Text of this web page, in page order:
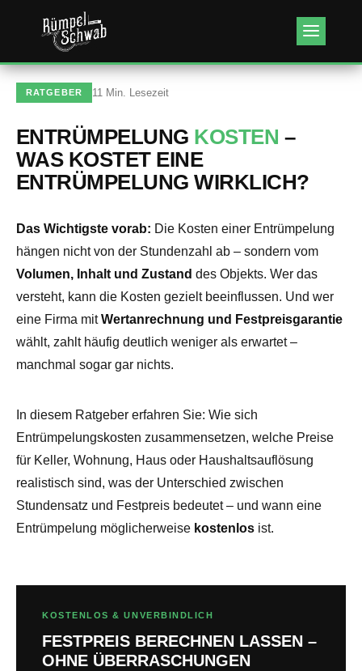
Kundenbewertungen & Erfahrungen. Mehr Infos anzeigen.
RATGEBER 11 Min. Lesezeit
ENTRÜMPELUNG KOSTEN –
WAS KOSTET EINE
ENTRÜMPELUNG WIRKLICH?
Das Wichtigste vorab: Die Kosten einer Entrümpelung
hängen nicht von der Stundenzahl ab – sondern vom
Volumen, Inhalt und Zustand des Objekts. Wer das
versteht, kann die Kosten gezielt beeinflussen. Und wer
eine Firma mitWertanrechnung und Festpreisgarantie
wählt, zahlt häufig deutlich weniger als erwartet –
manchmal sogar gar nichts.
In diesem Ratgeber erfahren Sie: Wie sich
Entrümpelungskosten zusammensetzen, welche Preise
für Keller, Wohnung, Haus oder Haushaltsauflösung
realistisch sind, was der Unterschied zwischen
Stundensatz und Festpreis bedeutet – und wann eine
Entrümpelung möglicherweise kostenlos ist.
KOSTENLOS & UNVERBINDLICH
FESTPREIS BERECHNEN LASSEN –
OHNE ÜBERRASCHUNGEN